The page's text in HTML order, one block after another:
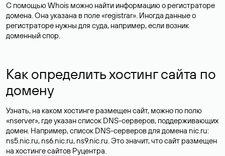
С помощью Whois можно найти информацию о регистраторе
домена. Она указана в поле «registrar». Иногда данные о
регистраторе нужны для суда, например, если возник
доменный спор.
Как определить хостинг сайта по
домену
Узнать, на каком хостинге размещен сайт, можно по полю
«nserver», где указан список DNS-серверов, поддерживающих
домен. Например, список DNS-серверов для домена nic.ru:
ns5.nic.ru, ns6.nic.ru, ns9.nic.ru. Это значит, что сайт размещен
на хостинге сайтов Руцентра.